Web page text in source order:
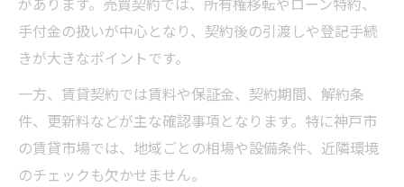
手付金の扱いが中心となり、契約後の引渡しや登記手続
きが大きなポイントです。
一方、賃貸契約では賃料や保証金、契約期間、解約条
件、更新料などが主な確認事項となります。特に神戸市
の賃貸市場では、地域ごとの相場や設備条件、近隣環境
のチェックも欠かせません。